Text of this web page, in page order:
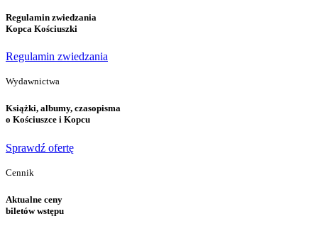
Regulamin zwiedzania
Kopca Kościuszki
Regulamin zwiedzania
Wydawnictwa
Książki, albumy, czasopisma
o Kościuszce i Kopcu
Sprawdź ofertę
Cennik
Aktualne ceny
biletów wstępu